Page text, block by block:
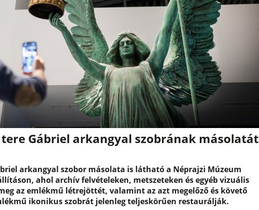
Gábriel arkangyal szobrának másolatát
arkangyal szobor másolata is látható a Néprajzi Múzeum
ahol archív felvételeken, metszeteken és egyéb vizuális
az emlékmű létrejöttét, valamint az azt megelőző és követő
ikonikus szobrát jelenleg teljeskörűen restaurálják.